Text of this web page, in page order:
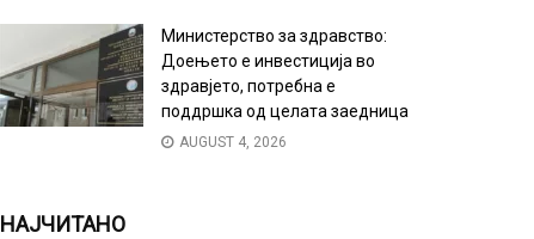
Министерство за здравство:
Доењето е инвестиција во
здравјето, потребна е
поддршка од целата заедница
AUGUST 4, 2026
НАЈЧИТАНО